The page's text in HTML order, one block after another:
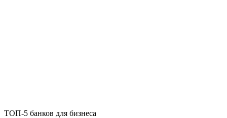
ТОП-5 банков для бизнеса